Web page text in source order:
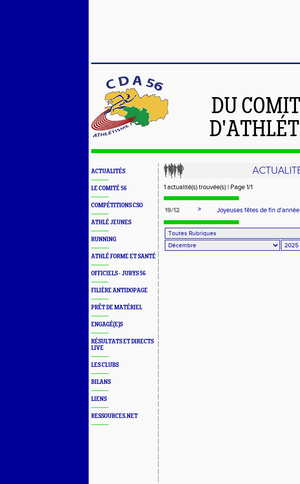
DU
ACTUALITÉS
LE COMITÉ 56
COMPÉTITIONS CSO
ATHLÉ JEUNES
RUNNING
ATHLÉ FORME ET SANTÉ
OFFICIELS - JURYS 56
FILIÈRE ANTIDOPAGE
PRÊT DE MATÉRIEL
ENGAGÉ(E)S
RÉSULTATS ET DIRECTS
LIVE
LES CLUBS
BILANS
LIENS
RESSOURCES.NET
1 actualité(s) trouvée(s) | Page 1/1
19/12 > Joyeuses fêtes de fin d'année